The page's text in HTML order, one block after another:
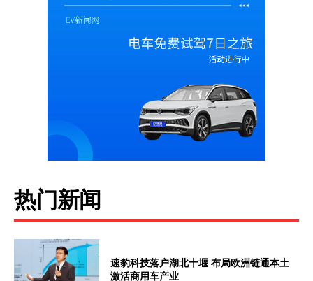
热门新闻
速豹科技落户湖北十堰 布局欧洲链通本土
激活商用车产业